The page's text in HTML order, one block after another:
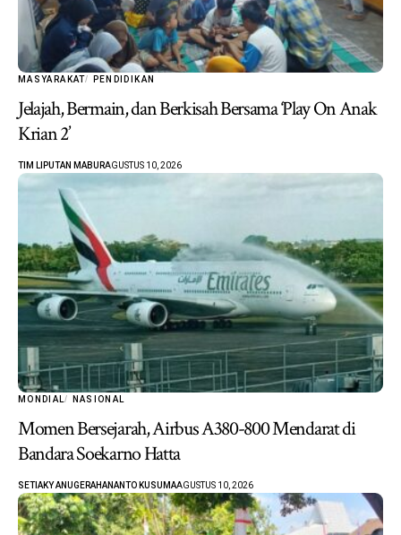
MASYARAKAT PENDIDIKAN
Jelajah, Bermain, dan Berkisah Bersama ‘Play On Anak
Krian 2’
TIM LIPUTAN MABURAGUSTUS 10, 2026
MONDIAL NASIONAL
Momen Bersejarah, Airbus A380-800 Mendarat di
Bandara Soekarno Hatta
SETIAKY ANUGERAHANANTO KUSUMAAGUSTUS 10, 2026